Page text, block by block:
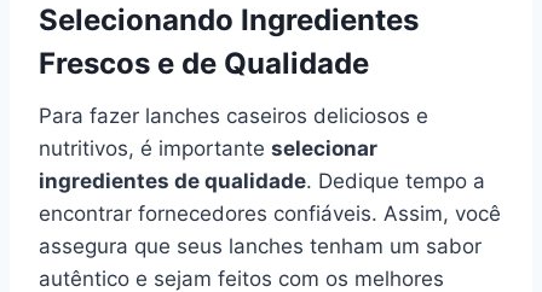
Selecionando Ingredientes
Frescos e de Qualidade
Para fazer lanches caseiros deliciosos e
nutritivos, é importante selecionar
ingredientes de qualidade. Dedique tempo a
encontrar fornecedores confiáveis. Assim, você
assegura que seus lanches tenham um sabor
autêntico e sejam feitos com os melhores